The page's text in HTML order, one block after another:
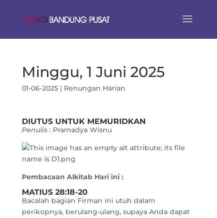
Minggu, 1 Juni 2025
01-06-2025| Renungan Harian
DIUTUS UNTUK MEMURIDKAN
Penulis : Pramadya Wisnu
Pembacaan Alkitab Hari ini :
MATIUS 28:18-20
Bacalah bagian Firman ini utuh dalam
perikopnya, berulang-ulang, supaya Anda dapat